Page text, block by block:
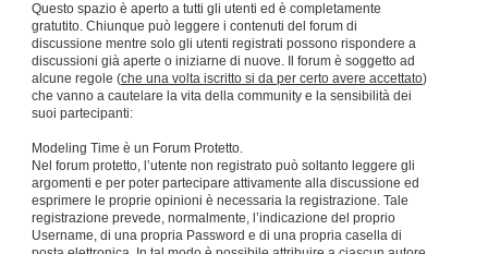
Questo spazio è aperto a tutti gli utenti ed è completamente
gratutito. Chiunque può leggere i contenuti del forum di
discussione mentre solo gli utenti registrati possono rispondere a
discussioni già aperte o iniziarne di nuove. Il forum è soggetto ad
alcune regole (che una volta iscritto si da per certo avere accettato)
che vanno a cautelare la vita della community e la sensibilità dei
suoi partecipanti:
Modeling Time è un Forum Protetto.
Nel forum protetto, l’utente non registrato può soltanto leggere gli
argomenti e per poter partecipare attivamente alla discussione ed
esprimere le proprie opinioni è necessaria la registrazione. Tale
registrazione prevede, normalmente, l’indicazione del proprio
Username, di una propria Password e di una propria casella di